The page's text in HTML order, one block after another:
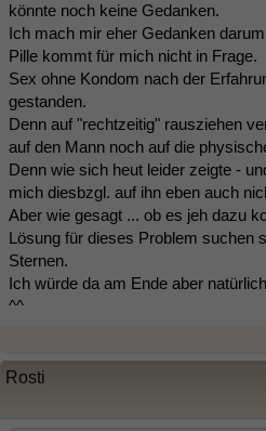
könnte noch keine Gedanken.
Ich mach mir eher Gedanken
Pille kommt für mich nicht in Frage.
Sex ohne Kondom nach der
gestanden.
Denn auf "rechtzeitig" rausziehen
auf den Mann noch auf die
Denn wie sich heut leider zeigte -
mich diesbzgl. auf ihn eben auch
Aber wie gesagt ... ob es jeh dazu
Lösung für dieses Problem suchen
Sternen.
Ich würde da am Ende aber
^^
Rosti